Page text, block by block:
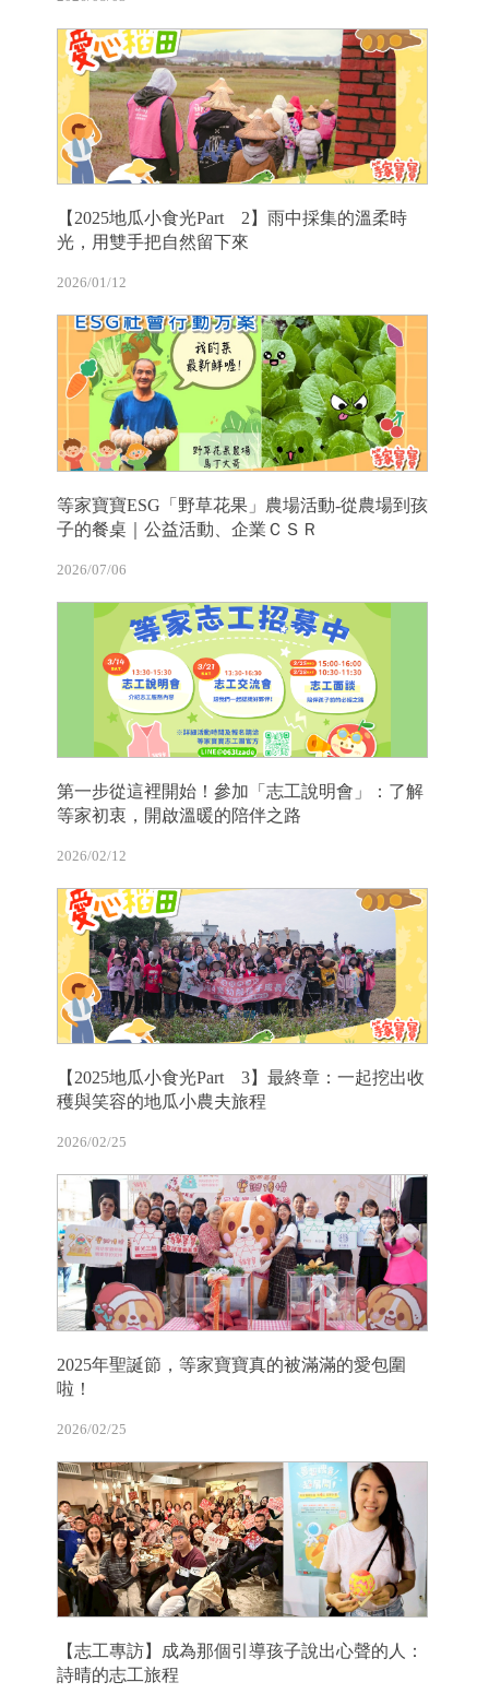
【2025地瓜小食光Part 2】雨中採集的溫柔時
光，用雙手把自然留下來
2026/01/12
等家寶寶ESG「野草花果」農場活動-從農場到孩
子的餐桌｜公益活動、企業ＣＳＲ
2026/07/06
第一步從這裡開始！參加「志工說明會」：了解
等家初衷，開啟溫暖的陪伴之路
2026/02/12
【2025地瓜小食光Part 3】最終章：一起挖出收
穫與笑容的地瓜小農夫旅程
2026/02/25
2025年聖誕節，等家寶寶真的被滿滿的愛包圍
啦！
2026/02/25
【志工專訪】成為那個引導孩子說出心聲的人：
詩晴的志工旅程